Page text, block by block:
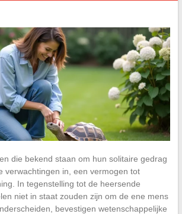
die bekend staan om hun solitaire gedrag
verwachtingen in, een vermogen tot
In tegenstelling tot de heersende
niet in staat zouden zijn om de ene mens
bevestigen wetenschappelijke